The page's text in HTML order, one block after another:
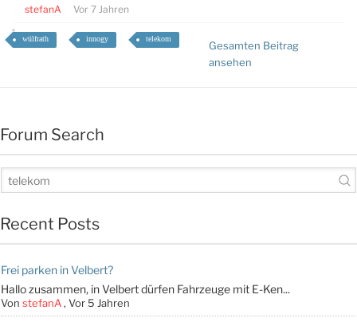
stefanA Vor 7 Jahren
wülfrath innogy telekom
Gesamten Beitrag
ansehen
Forum Search
Recent Posts
Frei parken in Velbert?
Hallo zusammen, in Velbert dürfen Fahrzeuge mit E-Ken...
Von stefanA , Vor 5 Jahren